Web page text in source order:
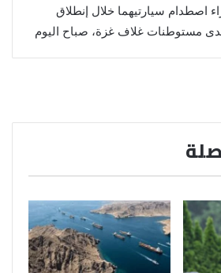
اصطدام سيارتيهما خلال إنطلاق
مستوطنات غلاف غزة، صباح اليوم